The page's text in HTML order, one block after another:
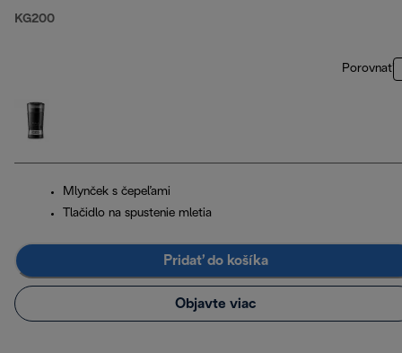
KG200
Porovnať
Mlynček s čepeľami
Tlačidlo na spustenie mletia
Pridať do košíka
Objavte viac